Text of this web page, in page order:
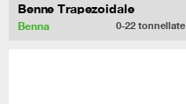
Benne Trapezoidale
Benna 0-22 tonnellate